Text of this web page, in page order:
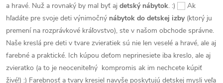
a hravé. Nuž a rovnaký by mal byť aj detský nábytok. :)
Ak
hľadáte pre svoje deti výnimočný nábytok do detskej izby (ktorý ju
premení na rozprávkové kráľovstvo), ste v našom obchode správne.
Naše kreslá pre deti v tvare zvieratiek sú nie len veselé a hravé, ale aj
farebné a praktické. Ich kúpou deťom neprinesiete iba kreslo, ale aj
zvieratko (a to je neoceniteľný kompromis ak im nechcete kúpiť
živé!) :) Farebnosť a tvary kresiel navyše poskytujú detskej mysli veľa